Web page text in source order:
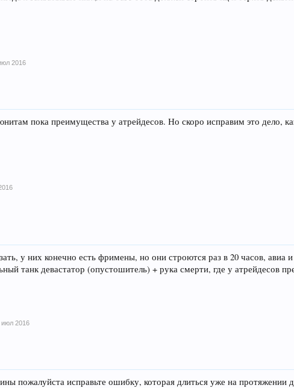
2016
пока преимущества у атрейдесов. Но скоро исправим это дело,
у них конечно есть фримены, но они строются раз в 20 часов, авиа
танк девастатор (опустошитель) + рука смерти, где у атрейдесов
июл 2016
пожалуйста исправьте ошибку, которая длиться уже на протяжении